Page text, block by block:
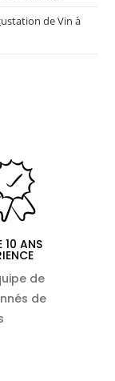
de Vin à
10 ANS
de
de